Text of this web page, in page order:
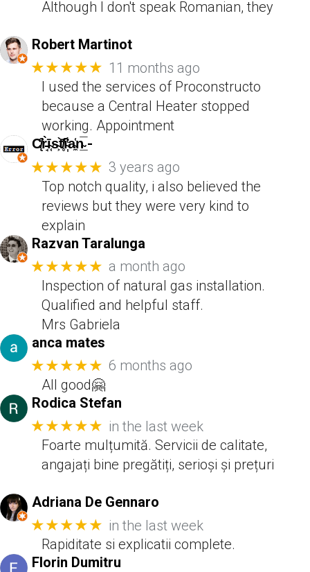
Although I don't speak Romanian, they
Robert Martinot
★★★★★ 11 months ago
I used the services of Proconstructo
because a Central Heater stopped
working. Appointment
C̸̨̑r̵̘̀ī̴̜s̴͕͝t̸̥̓i̴̩̔a̴̼͑n̴̲̅ -
★★★★★ 3 years ago
Top notch quality, i also believed the
reviews but they were very kind to
explain
Razvan Taralunga
★★★★★ a month ago
Inspection of natural gas installation.
Qualified and helpful staff.
Mrs Gabriela
anca mates
★★★★★ 6 months ago
All good🤗
Rodica Stefan
★★★★★ in the last week
Foarte mulțumită. Servicii de calitate,
angajați bine pregătiți, serioși și prețuri
Adriana De Gennaro
★★★★★ in the last week
Rapiditate si explicatii complete.
Florin Dumitru